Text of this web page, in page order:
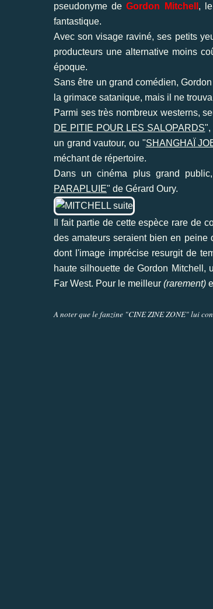
pseudonyme deGordon Mitchell ,
fantastique.
Avec son visage raviné, ses petits
producteurs une alternative moins
époque.
Sans être un grand comédien,
la grimace satanique, mais il ne
Parmi ses très nombreux westerns,
DE PITIE POUR LES SALOPARDS",
un grand vautour, ou "SHANGHAÏ
méchant de répertoire.
Dans un cinéma plus grand
PARAPLUIE" de Gérard Oury.
Il fait partie de cette espèce rare de
des amateurs seraient bien en peine
dont l'image imprécise resurgit de
haute silhouette de Gordon Mitchell,
Far West. Pour le meilleur (rarement)
A noter que le fanzine "CINE ZINE ZONE" lui